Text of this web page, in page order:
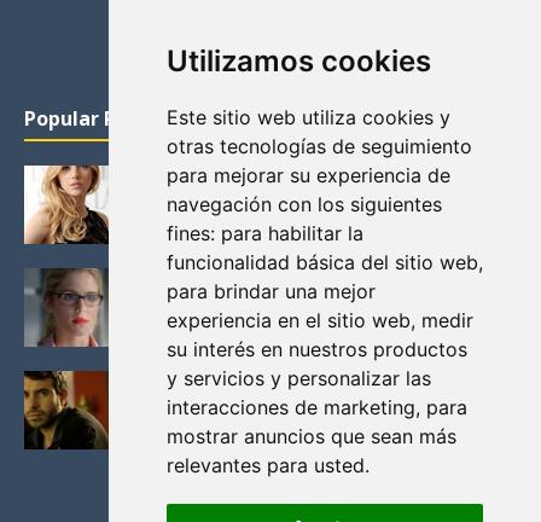
Utilizamos cookies
Este sitio web utiliza cookies y
otras tecnologías de seguimiento
para mejorar su experiencia de
navegación con los siguientes
fines: para habilitar la
funcionalidad básica del sitio web,
para brindar una mejor
experiencia en el sitio web, medir
su interés en nuestros productos
y servicios y personalizar las
interacciones de marketing, para
mostrar anuncios que sean más
relevantes para usted.
Popular Posts
KATHERYN WINNICK: LA ACTRIZ MAS GUAPA DE
VIKINGOS
Junio 14, 2013
FELICITY (EMILY BETT RICKARDS), LAS FOTOS
MAS BONITAS DE LA ALIADA DE ARROW
Noviembre 30, 2013
BLACK MIRROR: TODA TU HISTORIA. EPISODIO 3.
LA CRITICA
Mayo 17, 2012